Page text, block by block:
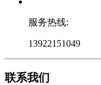
服务热线:
13922151049
联系我们